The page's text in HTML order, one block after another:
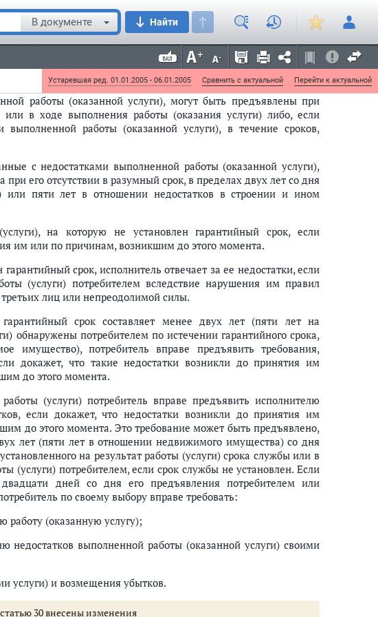
В документе Найти
Устаревшая ред. 01.01.2005 - 06.01.2005 Сравнить с актуальной Перейти к актуальной
в сроки, установленные для удовлетворения
возвращаемая потребителю при расторжении договора о
при уменьшении цены выполненной работы (оказанной
24
настоящего Закона.
работы (оказанной услуги), могут быть предъявлены при
в ходе выполнения работы (оказания услуги) либо, если
работы (оказанной услуги), в течение сроков,
с недостатками выполненной работы (оказанной услуги),
его отсутствии в разумный срок, в пределах двух лет со дня
или пяти лет в отношении недостатков в строении и ином
на которую не установлен гарантийный срок, если
им или по причинам, возникшим до этого момента.
срок, исполнитель отвечает за ее недостатки, если
(услуги) потребителем вследствие нарушения им правил
лиц или непреодолимой силы.
срок составляет менее двух лет (пяти лет на
обнаружены потребителем по истечении гарантийного срока,
потребитель вправе предъявить требования,
докажет, что такие недостатки возникли до принятия им
до этого момента.
(услуги) потребитель вправе предъявить исполнителю
если докажет, что недостатки возникли до принятия им
до этого момента. Это требование может быть предъявлено,
лет (пяти лет в отношении недвижимого имущества) со дня
на результат работы (услуги) срока службы или в
(услуги) потребителем, если срок службы не установлен. Если
дней со дня его предъявления потребителем или
по своему выбору вправе требовать:
(оказанную услугу);
выполненной работы (оказанной услуги) своими
услуги) и возмещения убытков.
статью 30 внесены изменения